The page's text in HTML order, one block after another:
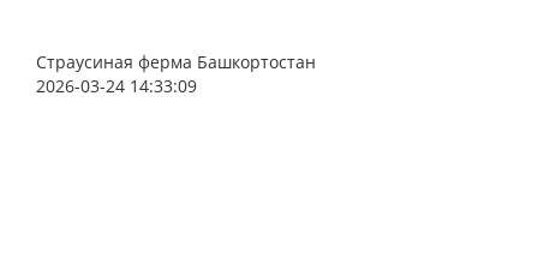
Страусиная ферма Башкортостан
2026-03-24 14:33:09